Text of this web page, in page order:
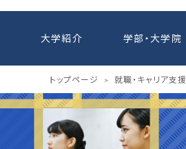
大学紹介 学部・大学院
トップページ > 就職・キャリア支援